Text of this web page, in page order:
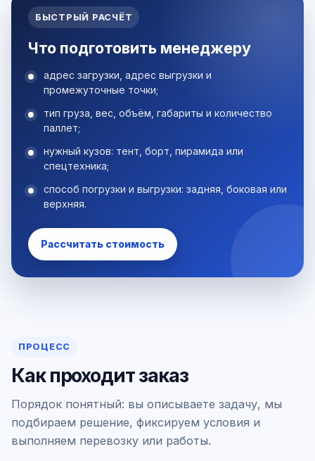
БЫСТРЫЙ РАСЧЁТ
Что подготовить менеджеру
адрес загрузки, адрес выгрузки и
промежуточные точки;
тип груза, вес, объём, габариты и количество
паллет;
нужный кузов: тент, борт, пирамида или
спецтехника;
способ погрузки и выгрузки: задняя, боковая или
верхняя.
Рассчитать стоимость
ПРОЦЕСС
Как проходит заказ
Порядок понятный: вы описываете задачу, мы
подбираем решение, фиксируем условия и
выполняем перевозку или работы.